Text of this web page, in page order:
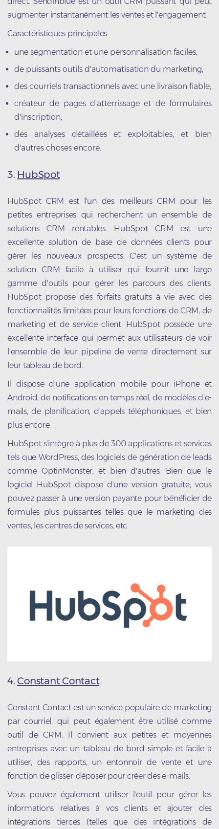
augmenter instantanément les ventes et l'engagement.
Caractéristiques principales
une segmentation et une personnalisation faciles,
de puissants outils d'automatisation du marketing,
des courriels transactionnels avec une livraison fiable,
créateur de pages d'atterrissage et de formulaires
d'inscription,
des analyses détaillées et exploitables, et bien
d'autres choses encore.
3. HubSpot
HubSpot CRM est l'un des meilleurs CRM pour les
petites entreprises qui recherchent un ensemble de
solutions CRM rentables. HubSpot CRM est une
excellente solution de base de données clients pour
gérer les nouveaux prospects. C'est un système de
solution CRM facile à utiliser qui fournit une large
gamme d'outils pour gérer les parcours des clients.
HubSpot propose des forfaits gratuits à vie avec des
fonctionnalités limitées pour leurs fonctions de CRM, de
marketing et de service client. HubSpot possède une
excellente interface qui permet aux utilisateurs de voir
l'ensemble de leur pipeline de vente directement sur
leur tableau de bord.
Il dispose d'une application mobile pour iPhone et
Android, de notifications en temps réel, de modèles d'e-
mails, de planification, d'appels téléphoniques, et bien
plus encore.
HubSpot s'intègre à plus de 300 applications et services
tels que WordPress, des logiciels de génération de leads
comme OptinMonster, et bien d'autres. Bien que le
logiciel HubSpot dispose d'une version gratuite, vous
pouvez passer à une version payante pour bénéficier de
formules plus puissantes telles que le marketing des
ventes, les centres de services, etc.
4.Constant Contact
Constant Contact est un service populaire de marketing
par courriel, qui peut également être utilisé comme
outil de CRM. Il convient aux petites et moyennes
entreprises avec un tableau de bord simple et facile à
utiliser, des rapports, un entonnoir de vente et une
fonction de glisser-déposer pour créer des e-mails.
Vous pouvez également utiliser l'outil pour gérer les
informations relatives à vos clients et ajouter des
intégrations tierces (telles que des intégrations de